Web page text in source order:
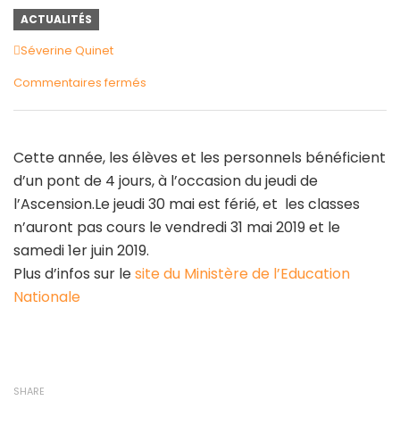
ACTUALITÉS
Author
Séverine Quinet
Commentaires fermés
l’Ascension
2019
Cette année, les élèves et les personnels bénéficient
d’un pont de 4 jours, à l’occasion du jeudi de
l’Ascension.Le jeudi 30 mai est férié,et les classes
n’auront pas cours levendredi 31 mai 2019 et le
samedi 1er juin 2019.
Plus d’infos sur lesite du Ministère de l’Education
Nationale
SHARE